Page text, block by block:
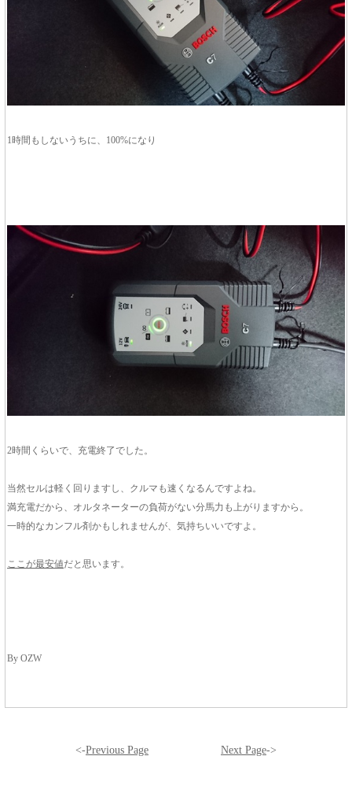
1時間もしないうちに、100%になり
2時間くらいで、充電終了でした。
当然セルは軽く回りますし、クルマも速くなるんですよね。
満充電だから、オルタネーターの負荷がない分馬力も上がりますから。
一時的なカンフル剤かもしれませんが、気持ちいいですよ。
ここが最安値だと思います。
By OZW
<-Previous Page Next Page->